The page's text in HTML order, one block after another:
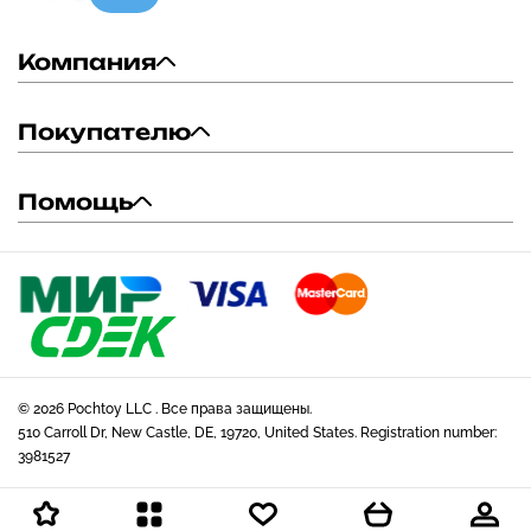
Компания
Покупателю
Помощь
© 2026 Pochtoy LLC . Все права защищены.
510 Carroll Dr, New Castle, DE, 19720, United States. Registration number:
3981527